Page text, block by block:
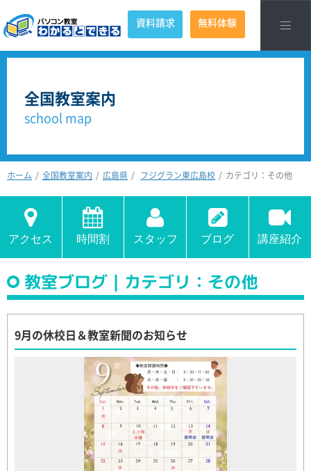
資料請求 無料体験
全国教室案内
school map
ホーム 全国教室案内 広島県 フジグラン東広島校 カテゴリ：その他
アクセス 時間割 スタッフ ブログ 講座紹介
教室ブログ｜カテゴリ：その他
9月の休校日＆教室新聞のお知らせ